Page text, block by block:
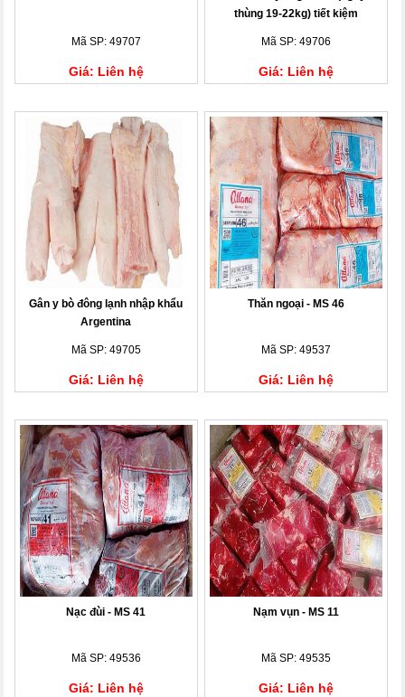
Mã SP: 49707
Giá: Liên hệ
thùng 19-22kg) tiết kiệm
Mã SP: 49706
Giá: Liên hệ
Gân y bò đông lạnh nhập khẩu
Argentina
Mã SP: 49705
Giá: Liên hệ
Thăn ngoại - MS 46
Mã SP: 49537
Giá: Liên hệ
Nạc đùi - MS 41
Mã SP: 49536
Giá: Liên hệ
Nạm vụn - MS 11
Mã SP: 49535
Giá: Liên hệ